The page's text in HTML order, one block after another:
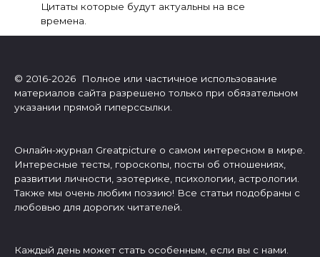
Цитаты которые будут актуальны на все
времена.
© 2016-2026 Полное или частичное использование
материалов сайта разрешено только при обязательном
указании прямой гиперссылки.
Онлайн-журнал Greatpicture о самом интересном в мире.
Интересные тесты, гороскопы, посты об отношениях,
развитии личности, эзотерике, психологии, астрологии.
Также мы очень любим поэзию! Все статьи подобраны с
любовью для дорогих читателей.
Каждый день может стать особенным, если вы с нами.